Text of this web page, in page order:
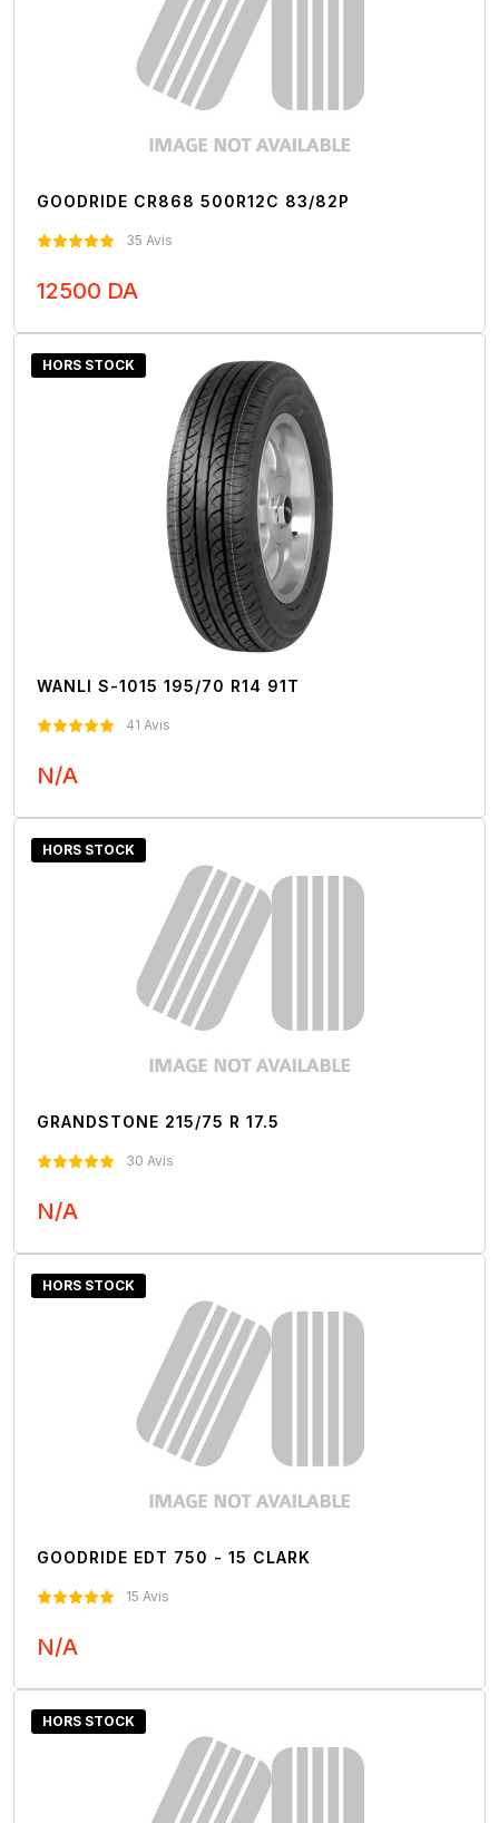
GOODRIDE CR868 500R12C 83/82P
35 Avis
12500 DA
HORS STOCK
WANLI S-1015 195/70 R14 91T
41 Avis
N/A
HORS STOCK
GRANDSTONE 215/75 R 17.5
30 Avis
N/A
HORS STOCK
GOODRIDE EDT 750 - 15 CLARK
15 Avis
N/A
HORS STOCK